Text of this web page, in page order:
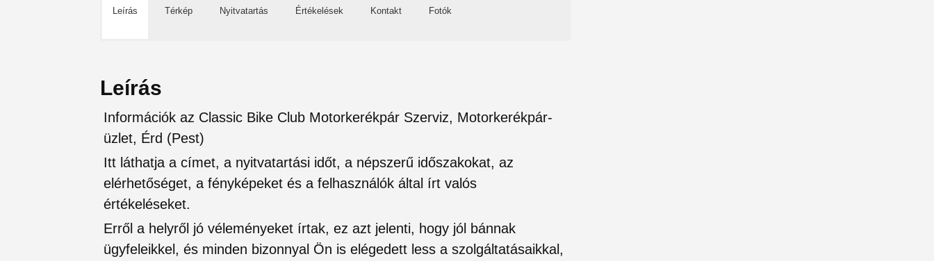
Leírás Térkép Nyitvatartás Értékelések Kontakt Fotók
Leírás
Információk az Classic Bike Club Motorkerékpár Szerviz, Motorkerékpár-
üzlet, Érd (Pest)
Itt láthatja a címet, a nyitvatartási időt, a népszerű időszakokat, az
elérhetőséget, a fényképeket és a felhasználók által írt valós
értékeléseket.
Erről a helyről jó véleményeket írtak, ez azt jelenti, hogy jól bánnak
ügyfeleikkel, és minden bizonnyal Ön is elégedett less a szolgáltatásaikkal,